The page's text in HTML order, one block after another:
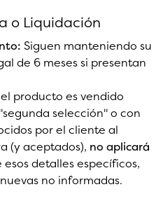
o Liquidación
Siguen manteniendo su
de 6 meses si presentan
el producto es vendido
selección" o con
por el cliente al
(y aceptados), no aplicará
esos detalles específicos,
no informadas.